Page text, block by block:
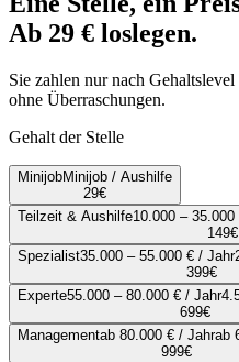
Ab 29 € loslegen.
Sie zahlen nur nach
ohne Überraschungen.
Gehalt der Stelle
MinijobMinijob / Aushilfe
29€
Teilzeit & Aushilfe10.000 –
149€
Spezialist35.000 – 55.000 € / Jahr
399€
Experte55.000 – 80.000 € / Jahr
699€
Managementab 80.000 € / Jahrab
999€